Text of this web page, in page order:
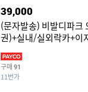
39,000
(문자발송) 비발디파크
권)+실내/실외락카+이
조트 홍천 워터파크)
구매 91
11번가